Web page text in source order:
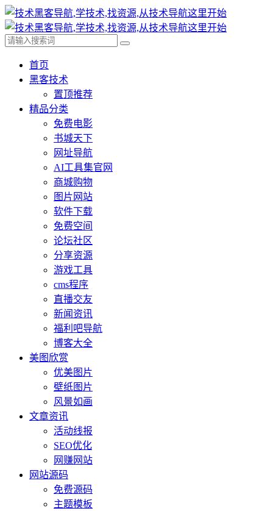
首页
黑客技术
置顶推荐
精品分类
免费电影
书城天下
网址导航
AI工具集官网
商城购物
图片网站
软件下载
免费空间
论坛社区
分享资源
游戏工具
cms程序
直播交友
新闻资讯
福利吧导航
博客大全
美图欣赏
优美图片
壁纸图片
风景如画
文章资讯
活动线报
SEO优化
网赚网站
网站源码
免费源码
主题模板